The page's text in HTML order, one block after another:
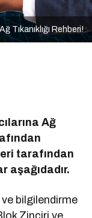
Tıkanıklığı Rehberi!
Ağ
tarafından
aşağıdadır.
bilgilendirme